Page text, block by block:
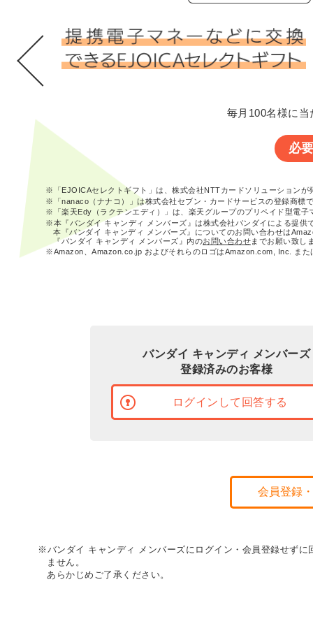
毎月100名様に
必
※「EJOICAセレクトギフト」は、株式会社NTTカードソリューションが
※「nanaco（ナナコ）」は株式会社セブン・カードサービスの登録商標
※「楽天Edy（ラクテンエディ）」は、楽天グループのプリペイド型電子
※本『バンダイ キャンディ メンバーズ』は株式会社バンダイによる提供
本『バンダイ キャンディ メンバーズ』についてのお問い合わせは
『バンダイ キャンディ メンバーズ』内のお問い合わせまでお願い致し
※Amazon、Amazon.co.jp およびそれらのロゴはAmazon.com, Inc. また
バンダイ キャンディ メンバーズ
登録済みのお客様
ログインして回答する
会員登録
※バンダイ キャンディ メンバーズにログイン・会員登録せず
ません。
あらかじめご了承ください。